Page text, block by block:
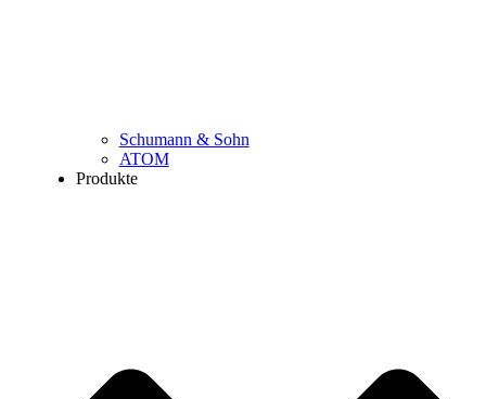
Schumann & Sohn
ATOM
Produkte